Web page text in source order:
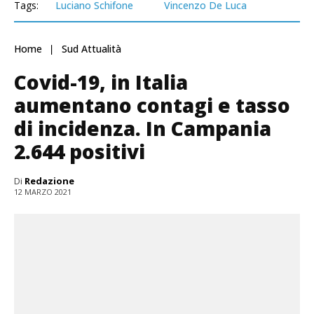
Tags: Luciano Schifone Vincenzo De Luca
Home Sud Attualità
Covid-19, in Italia
aumentano contagi e tasso
di incidenza. In Campania
2.644 positivi
Di Redazione
12 MARZO 2021